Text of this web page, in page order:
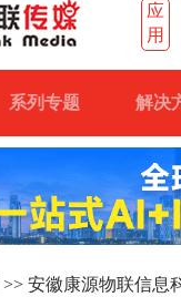
应
用
系列专题 解决
>> 安徽康源物联信息